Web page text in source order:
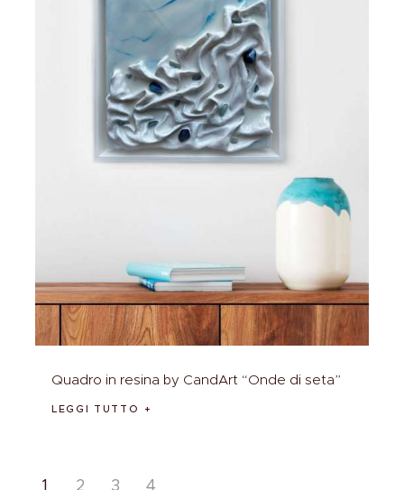
Quadro in resina by CandArt “Onde di seta”
LEGGI TUTTO
1 2 3 4